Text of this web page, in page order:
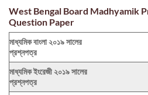
West Bengal Board Madhyamik
Question Paper
মাধ্যমিক বাংলা ২০১৯ সালের
প্রশ্নপত্র
মাধ্যমিক ইংরেজী ২০১৯ সালের
প্রশ্নপত্র